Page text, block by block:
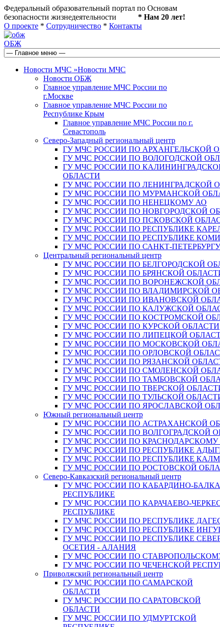
Федеральный образовательный портал по Основам
безопасности жизнедеятельности * Нам 20 лет!
О проекте * Сотрудничество * Контакты
ОБЖ
Новости МЧС »Новости МЧС
Новости ОБЖ
Главное управление МЧС России по
г.Москве
Главное управление МЧС России по
Республике Крым
Главное управление МЧС России по г.
Севастополь
Северо-Западный региональный центр
ГУ МЧС РОССИИ ПО АРХАНГЕЛЬСКОЙ
ГУ МЧС РОССИИ ПО ВОЛОГОДСКОЙ
ГУ МЧС РОССИИ ПО
ОБЛАСТИ
ГУ МЧС РОССИИ ПО ЛЕНИНГРАДСКОЙ
ГУ МЧС РОССИИ ПО МУРМАНСКОЙ
ГУ МЧС РОССИИ ПО НЕНЕЦКОМУ АО
ГУ МЧС РОССИИ ПО НОВГОРОДСКОЙ
ГУ МЧС РОССИИ ПО ПСКОВСКОЙ
ГУ МЧС РОССИИ ПО РЕСПУБЛИКЕ
ГУ МЧС РОССИИ ПО РЕСПУБЛИКЕ КОМИ
ГУ МЧС РОССИИ ПО САНКТ-ПЕТЕРБУРГУ
Центральный региональный центр
ГУ МЧС РОССИИ ПО БЕЛГОРОДСКОЙ
ГУ МЧС РОССИИ ПО БРЯНСКОЙ
ГУ МЧС РОССИИ ПО ВОРОНЕЖСКОЙ
ГУ МЧС РОССИИ ПО ВЛАДИМИРСКОЙ
ГУ МЧС РОССИИ ПО ИВАНОВСКОЙ
ГУ МЧС РОССИИ ПО КАЛУЖСКОЙ
ГУ МЧС РОССИИ ПО КОСТРОМСКОЙ
ГУ МЧС РОССИИ ПО КУРСКОЙ ОБЛАСТИ
ГУ МЧС РОССИИ ПО ЛИПЕЦКОЙ
ГУ МЧС РОССИИ ПО МОСКОВСКОЙ
ГУ МЧС РОССИИ ПО ОРЛОВСКОЙ
ГУ МЧС РОССИИ ПО РЯЗАНСКОЙ
ГУ МЧС РОССИИ ПО СМОЛЕНСКОЙ
ГУ МЧС РОССИИ ПО ТАМБОВСКОЙ
ГУ МЧС РОССИИ ПО ТВЕРСКОЙ
ГУ МЧС РОССИИ ПО ТУЛЬСКОЙ
ГУ МЧС РОССИИ ПО ЯРОСЛАВСКОЙ
Южный региональный центр
ГУ МЧС РОССИИ ПО АСТРАХАНСКОЙ
ГУ МЧС РОССИИ ПО ВОЛГОГРАДСКОЙ
ГУ МЧС РОССИИ ПО
ГУ МЧС РОССИИ ПО РЕСПУБЛИКЕ
ГУ МЧС РОССИИ ПО РЕСПУБЛИКЕ
ГУ МЧС РОССИИ ПО РОСТОВСКОЙ
Северо-Кавказский региональный центр
ГУ МЧС РОССИИ ПО КАБАРДИНО-
РЕСПУБЛИКЕ
ГУ МЧС РОССИИ ПО КАРАЧАЕВО-
РЕСПУБЛИКЕ
ГУ МЧС РОССИИ ПО РЕСПУБЛИКЕ
ГУ МЧС РОССИИ ПО РЕСПУБЛИКЕ
ГУ МЧС РОССИИ ПО РЕСПУБЛИКЕ
ОСЕТИЯ - АЛАНИЯ
ГУ МЧС РОССИИ ПО
ГУ МЧС РОССИИ ПО ЧЕЧЕНСКОЙ
Приволжский региональный центр
ГУ МЧС РОССИИ ПО САМАРСКОЙ
ОБЛАСТИ
ГУ МЧС РОССИИ ПО САРАТОВСКОЙ
ОБЛАСТИ
ГУ МЧС РОССИИ ПО УДМУРТСКОЙ